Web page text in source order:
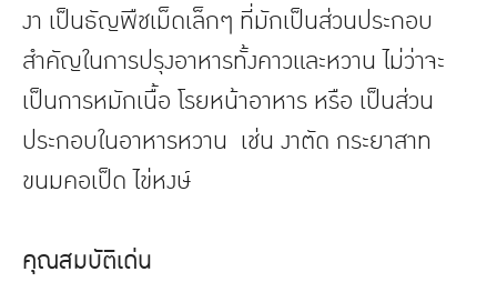
งา เป็นธัญพืชเม็ดเล็กๆ ที่มักเป็นส่วนประกอบ
สำคัญในการปรุงอาหารทั้งคาวและหวาน ไม่ว่าจะ
เป็นการหมักเนื้อ โรยหน้าอาหาร หรือ เป็นส่วน
ประกอบในอาหารหวาน เช่น งาตัด กระยาสาท
ขนมคอเป็ด ไข่หงษ์
คุณสมบัติเด่น